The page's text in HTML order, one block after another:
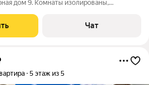
дом 9. Комнаты изолированы,
лоджия.Квартира в нормальном
окна.
Чат
5 этаж из 5